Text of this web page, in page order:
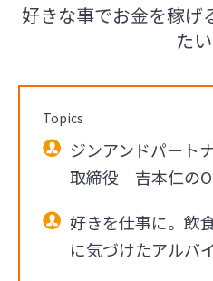
好きな事でお金を稼げ
たい
Topics
ジンアンドパート
取締役 吉本仁の
好きを仕事に。飲
に気づけたアルバ